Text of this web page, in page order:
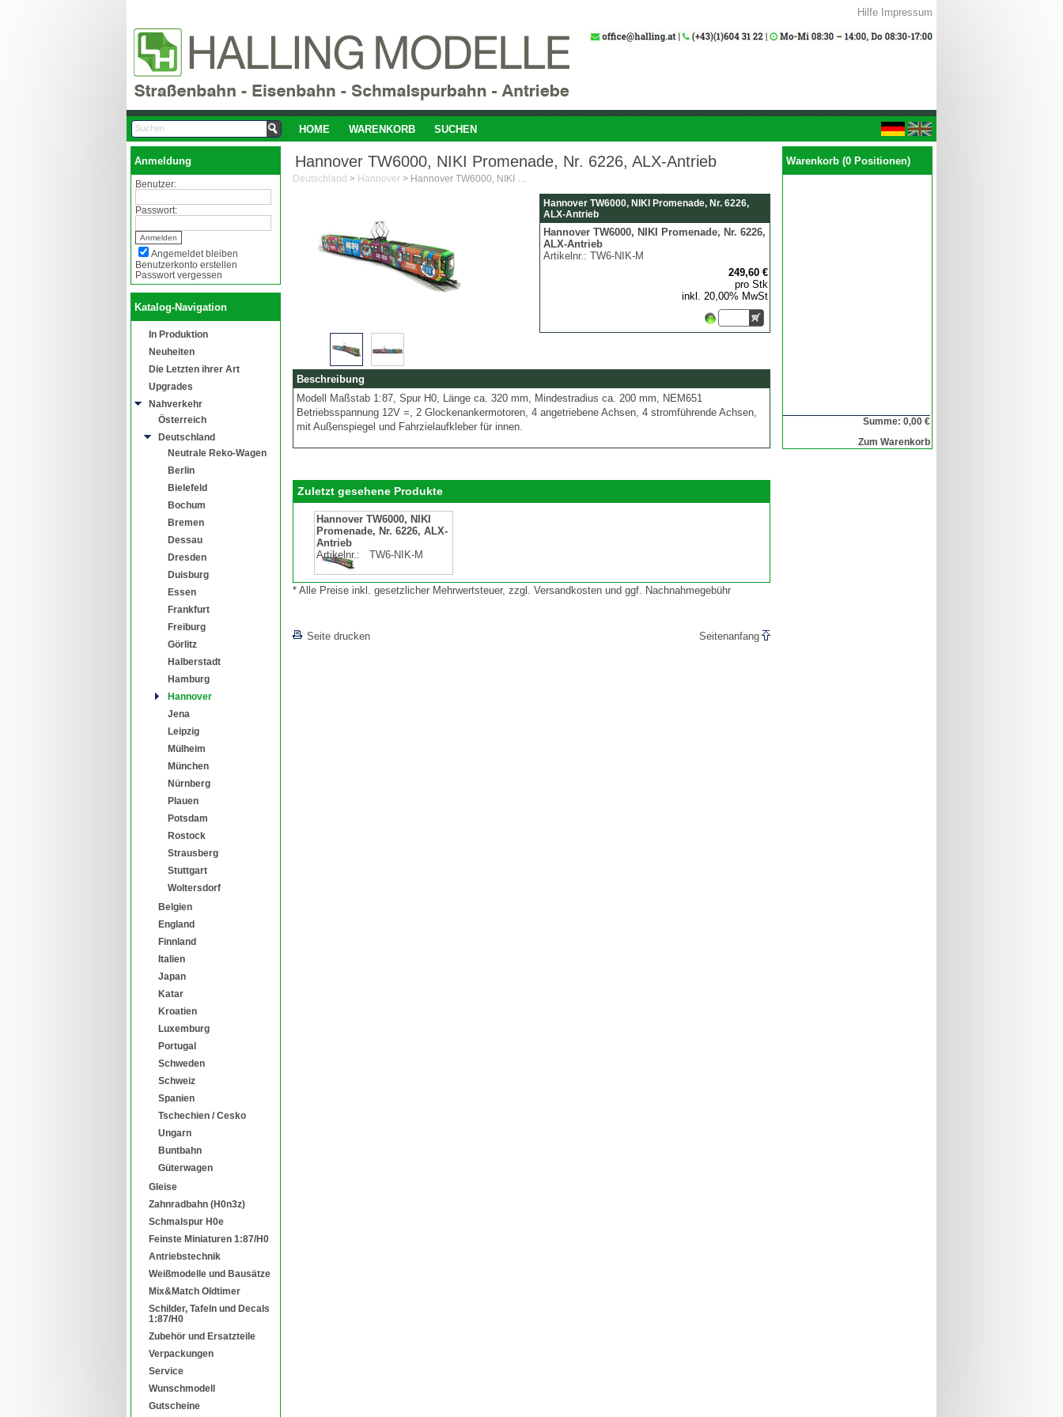
Hilfe Impressum
HOME WARENKORB SUCHEN
Anmeldung
Benutzer:
Passwort:
Angemeldet bleiben
Benutzerkonto erstellen
Passwort vergessen
Katalog-Navigation
In Produktion
Neuheiten
Die Letzten ihrer Art
Upgrades
Nahverkehr
Österreich
Deutschland
Neutrale Reko-Wagen
Berlin
Bielefeld
Bochum
Bremen
Dessau
Dresden
Duisburg
Essen
Frankfurt
Freiburg
Görlitz
Halberstadt
Hamburg
Hannover
Jena
Leipzig
Mülheim
München
Nürnberg
Plauen
Potsdam
Rostock
Strausberg
Stuttgart
Woltersdorf
Belgien
England
Finnland
Italien
Japan
Katar
Kroatien
Luxemburg
Portugal
Schweden
Schweiz
Spanien
Tschechien / Cesko
Ungarn
Buntbahn
Güterwagen
Gleise
Zahnradbahn (H0n3z)
Schmalspur H0e
Feinste Miniaturen 1:87/H0
Antriebstechnik
Weißmodelle und Bausätze
Mix&Match Oldtimer
Schilder, Tafeln und Decals
1:87/H0
Zubehör und Ersatzteile
Verpackungen
Service
Wunschmodell
Gutscheine
Warenkorb (0 Positionen)
Summe: 0,00 €
Zum Warenkorb
Hannover TW6000, NIKI Promenade, Nr. 6226, ALX-Antrieb
Deutschland > Hannover > Hannover TW6000, NIKI Promenade, Nr. 6226, ALX-Antrieb
Hannover TW6000, NIKI Promenade, Nr. 6226,
ALX-Antrieb
Hannover TW6000, NIKI Promenade, Nr. 6226,
ALX-Antrieb
Artikelnr.: TW6-NIK-M
249,60 €
pro Stk
inkl. 20,00% MwSt
Beschreibung
Modell Maßstab 1:87, Spur H0, Länge ca. 320 mm, Mindestradius ca. 200 mm, NEM651
Betriebsspannung 12V =, 2 Glockenankermotoren, 4 angetriebene Achsen, 4 stromführende Achsen,
mit Außenspiegel und Fahrzielaufkleber für innen.
Zuletzt gesehene Produkte
Hannover TW6000, NIKI
Promenade, Nr. 6226, ALX-
Antrieb
Artikelnr.:
TW6-NIK-M
* Alle Preise inkl. gesetzlicher Mehrwertsteuer, zzgl. Versandkosten und ggf. Nachnahmegebühr
Seite drucken Seitenanfang